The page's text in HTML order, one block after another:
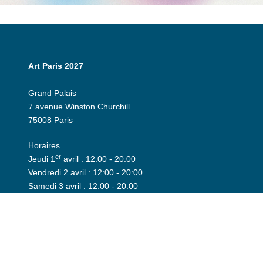
Art Paris 2027
Grand Palais
7 avenue Winston Churchill
75008 Paris
Horaires
Jeudi 1er avril : 12:00 - 20:00
Vendredi 2 avril : 12:00 - 20:00
Samedi 3 avril : 12:00 - 20:00